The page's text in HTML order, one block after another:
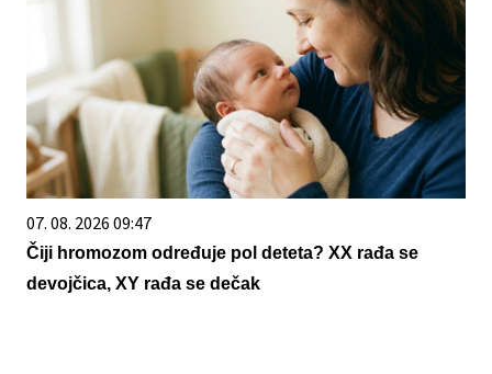
07. 08. 2026 09:47
Čiji hromozom određuje pol deteta? XX rađa se
devojčica, XY rađa se dečak